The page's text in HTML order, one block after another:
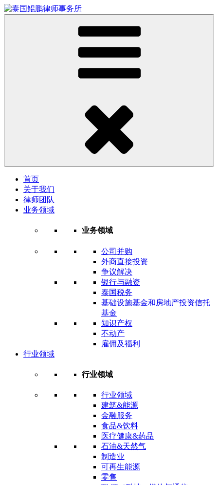
首页
关于我们
律师团队
业务领域
业务领域
公司并购
外商直接投资
争议解决
银行与融资
泰国税务
基础设施基金和房地产投资信托
基金
知识产权
不动产
雇佣及福利
行业领域
行业领域
行业领域
建筑&能源
金融服务
食品&饮料
医疗健康&药品
石油&天然气
制造业
可再生能源
零售